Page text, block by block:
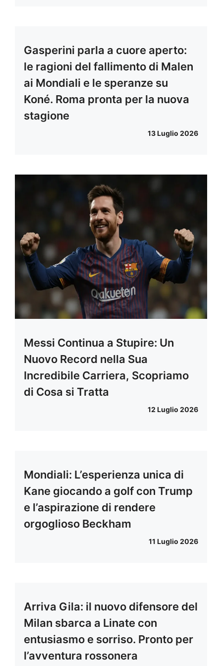
Gasperini parla a cuore aperto:
le ragioni del fallimento di Malen
ai Mondiali e le speranze su
Koné. Roma pronta per la nuova
stagione
13 Luglio 2026
Messi Continua a Stupire: Un
Nuovo Record nella Sua
Incredibile Carriera, Scopriamo
di Cosa si Tratta
12 Luglio 2026
Mondiali: L’esperienza unica di
Kane giocando a golf con Trump
e l’aspirazione di rendere
orgoglioso Beckham
11 Luglio 2026
Arriva Gila: il nuovo difensore del
Milan sbarca a Linate con
entusiasmo e sorriso. Pronto per
l’avventura rossonera